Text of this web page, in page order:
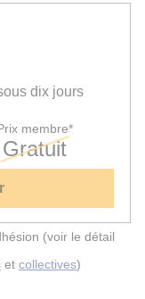
dix jours
membre*
Gratuit
(voir le détail
et collectives)